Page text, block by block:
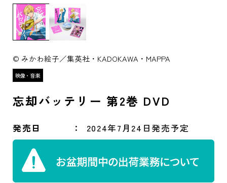
© みかわ絵子／集英社・KADOKAWA・MAPPA
忘却バッテリー 第2巻 DVD
発売日 2024年7月24日発売予定